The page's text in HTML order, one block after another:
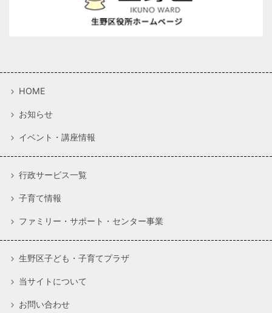
HOME
お知らせ
イベント・講座情報
行政サービス一覧
子育て情報
ファミリー・サポート・センター事業
生野区子ども・子育てプラザ
当サイトについて
お問い合わせ